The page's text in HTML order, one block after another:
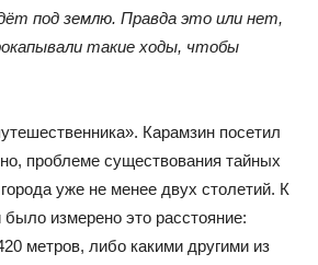
под землю. Правда это или нет,
такие ходы, чтобы
Карамзин посетил
проблеме существования тайных
уже не менее двух столетий. К
измерено это расстояние:
метров, либо какими другими из